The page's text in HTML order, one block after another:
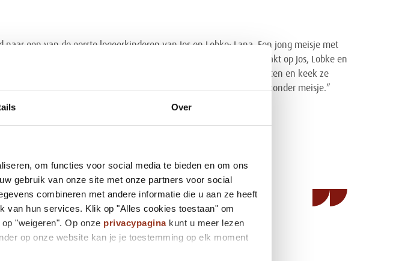
Over
om functies voor social media te bieden en om ons
gebruik van onze site met onze partners voor social
combineren met andere informatie die u aan ze heeft
van hun services. Klik op "Alles cookies toestaan" om
"weigeren". Op onze privacypaginakunt u meer lezen
op onze website kan je je toestemming op elk moment
naar een van de eerste logeerkinderen van Jos en Lobke: Lana. Een jong meisje met
en lichamelijke beperking. Ze heeft een onuitwisbare indruk gemaakt op Jos, Lobke en
zoals niemand anders dat kan. Dan ging ze voor het raam zitten en keek ze
zon, lekker eten, van rust, van gezelschap. Het was een heel bijzonder meisje.”
maar nog steeds denkt het grote gezin dagelijks aan haar.
zoals niemand anders dat kan”